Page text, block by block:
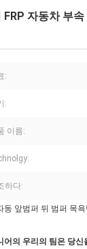
FRP 자동차 부
:
:
이름:
하다:
동 앞범퍼 뒤 범퍼 목
어의 우리의 팀은 당